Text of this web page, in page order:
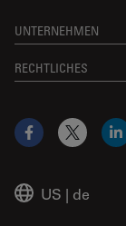
UNTERNEHMEN
RECHTLICHES
US | de
Facebook
X